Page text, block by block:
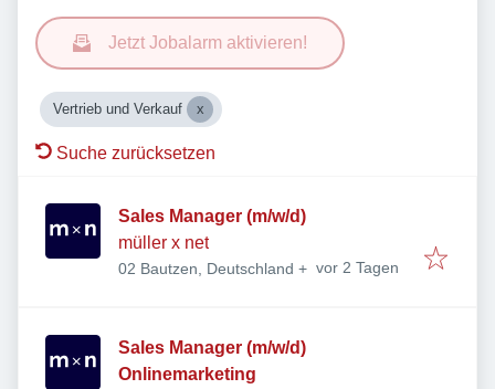
Jetzt Jobalarm aktivieren!
Vertrieb und Verkauf
Suche zurücksetzen
Sales Manager (m/w/d)
müller x net
02 Bautzen, Deutschland + Veröffentlicht
vor 2 Tagen
Sales Manager (m/w/d)
Onlinemarketing